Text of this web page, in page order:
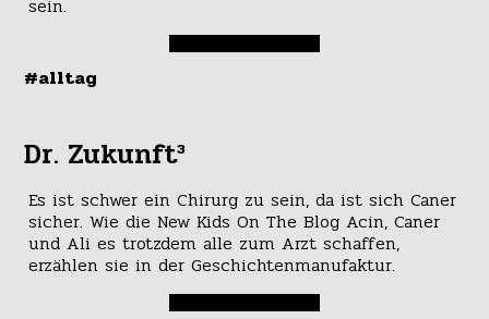
sein.
#alltag
Dr. Zukunft³
Es ist schwer ein Chirurg zu sein, da ist sich Caner
sicher. Wie die New Kids On The Blog Acin, Caner
und Ali es trotzdem alle zum Arzt schaffen,
erzählen sie in der Geschichtenmanufaktur.